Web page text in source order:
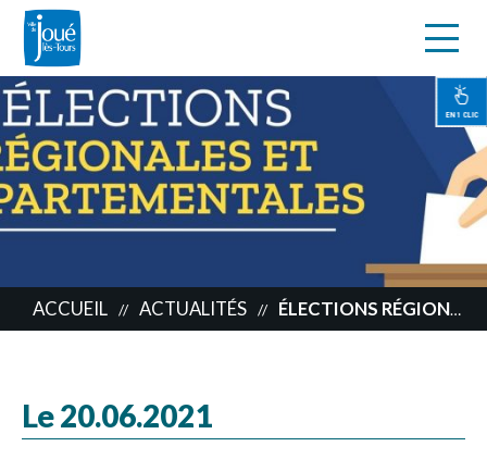
Aller
au
contenu
principal
EN 1 CLIC
ACCUEIL // ACTUALITÉS // ÉLECTIONS RÉGIONALES ET DÉPARTEMENTALES, LES RÉSULTATS COMPLETS À JOUÉ
Le 20.06.2021